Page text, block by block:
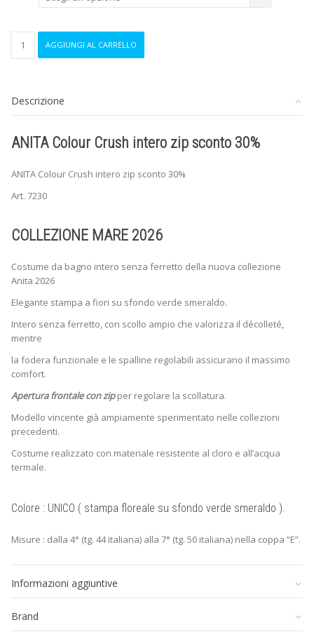
Colour
sconto
quantità
AGGIUNGI AL CARRELLO
Descrizione
ANITA Colour Crush intero zip sconto 30%
ANITA Colour Crush intero zip sconto 30%
Art. 7230
COLLEZIONE MARE 2026
Costume da bagno intero senza ferretto della nuova collezione
Anita 2026
Elegante stampa a fiori su sfondo verde smeraldo.
Intero senza ferretto, con scollo ampio che valorizza il décolleté,
mentre
la fodera funzionale e le spalline regolabili assicurano il massimo
comfort.
Apertura frontale con zipper regolare la scollatura.
Modello vincente già ampiamente sperimentato nelle collezioni
precedenti.
Costume realizzato con materiale resistente al cloro e all’acqua
termale.
Colore : UNICO ( stampa floreale su sfondo verde smeraldo ).
Misure : dalla 4° (tg. 44 italiana) alla 7° (tg. 50 italiana) nella coppa “E”.
Informazioni aggiuntive
Brand